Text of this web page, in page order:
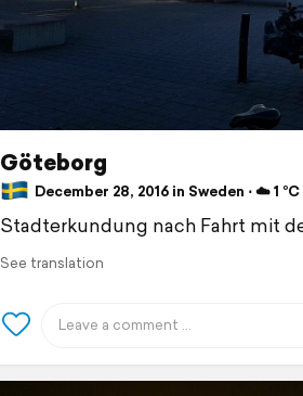
Göteborg
December 28, 2016 in Sweden ⋅ ☁️ 1 °C
Stadterkundung nach Fahrt mit
See translation